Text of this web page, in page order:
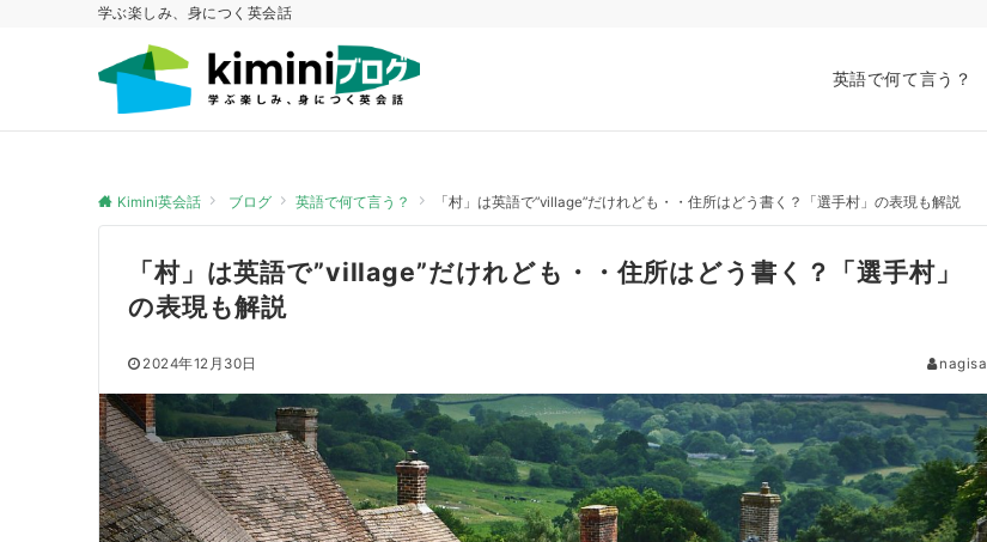
学ぶ楽しみ、身につく英会話
英語で何て言う？
Kimini英会話 ブログ 英語で何て言う？ 「村」は英語で”village”だけれども・・住所はどう書く？「選手村」の表現も解説
「村」は英語で”village”だけれども・・住所はどう書く？「選手村」
の表現も解説
2024年12月30日 nagisa